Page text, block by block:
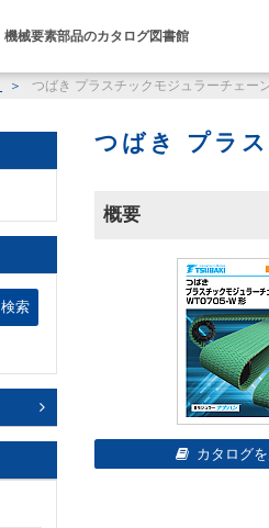
機械要素部品のカタログ図書館
つばき プラスチックモジュラーチェー
つばき プラ
概要
検索